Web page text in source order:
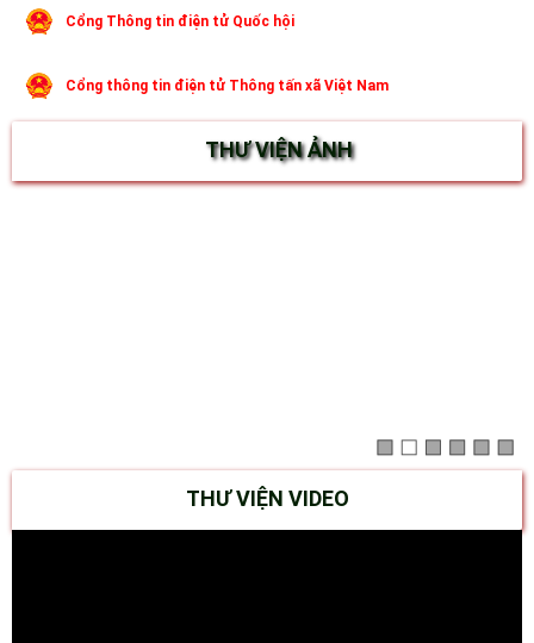
Cổng Thông tin điện tử Quốc hội
Cổng thông tin điện tử Thông tấn xã Việt Nam
THƯ VIỆN ẢNH
THƯ VIỆN VIDEO